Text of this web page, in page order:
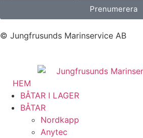
Prenumerera
© Jungfrusunds Marinservice AB
HEM
BÅTAR I LAGER
BÅTAR
Nordkapp
Anytec